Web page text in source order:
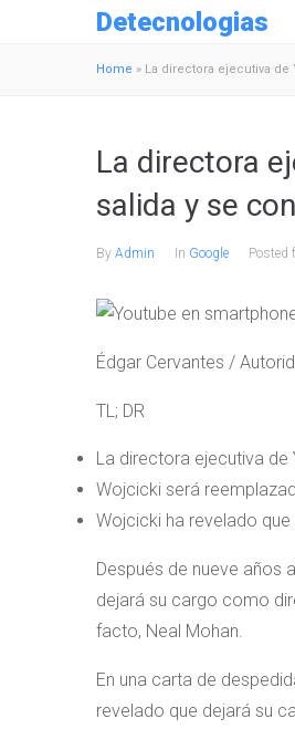
Detecnologias
Home » La directora ejecutiva de
La directora
salida y se
By Admin In Google Posted
Édgar Cervantes /
TL; DR
La directora ejecutiva de
Wojcicki será
Wojcicki ha revelado
Después de nueve años
dejará su cargo como
facto, Neal Mohan.
En una carta de
revelado que dejará su